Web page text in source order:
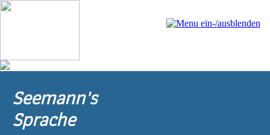
Seemann's
Sprache